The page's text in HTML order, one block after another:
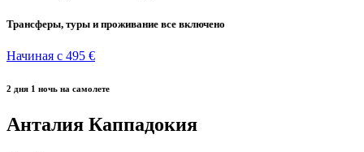
Трансферы, туры и проживание все включено
Начиная с 495 €
2 дня 1 ночь на самолете
Анталия Каппадокия